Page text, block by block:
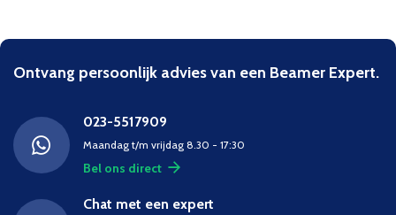
Ontvang persoonlijk advies van een Beamer Expert.
023-5517909
Maandag t/m vrijdag 8.30 - 17:30
Bel ons direct
Chat met een expert